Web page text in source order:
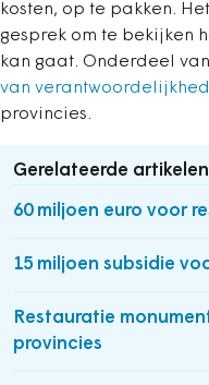
kosten, op te pakken.
gesprek om te bekijken
kan gaat. Onderdeel
van
provincies.
Gerelateerde artikelen
60 miljoen euro voor
15 miljoen subsidie
Restauratie
provincies